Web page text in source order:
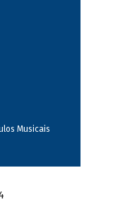
Musicais